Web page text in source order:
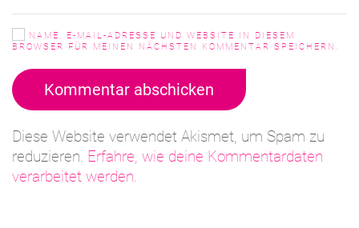
NAME, E-MAIL-ADRESSE UND WEBSITE IN DIESEM
BROWSER FÜR MEINEN NÄCHSTEN KOMMENTAR SPEICHERN.
Kommentar abschicken
Diese Website verwendet Akismet, um Spam zu
reduzieren. Erfahre, wie deine Kommentardaten
verarbeitet werden.